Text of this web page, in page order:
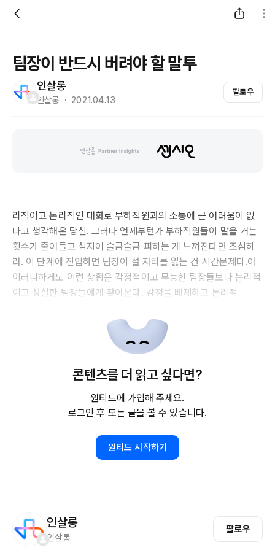
팀장이 반드시 버려야 할 말투
인살롱
인살롱 ・ 2021.04.13
팔로우
리적이고 논리적인 대화로 부하직원과의 소통에 큰 어려움이 없
다고 생각해온 당신. 그러나 언제부턴가 부하직원들이 말을 거는
횟수가 줄어들고 심지어 슬금슬금 피하는 게 느껴진다면 조심하
라. 이 단계에 진입하면 팀장이 설 자리를 잃는 건 시간문제다.아
이러니하게도 이런 상황은 감정적이고 무능한 팀장들보다 논리적
이고 성실한 팀장들에게 찾아온다. 감정을 배제하고 논리적
콘텐츠를 더 읽고 싶다면?
원티드에 가입해 주세요.
로그인 후 모든 글을 볼 수 있습니다.
원티드 시작하기
인살롱
인살롱
팔로우